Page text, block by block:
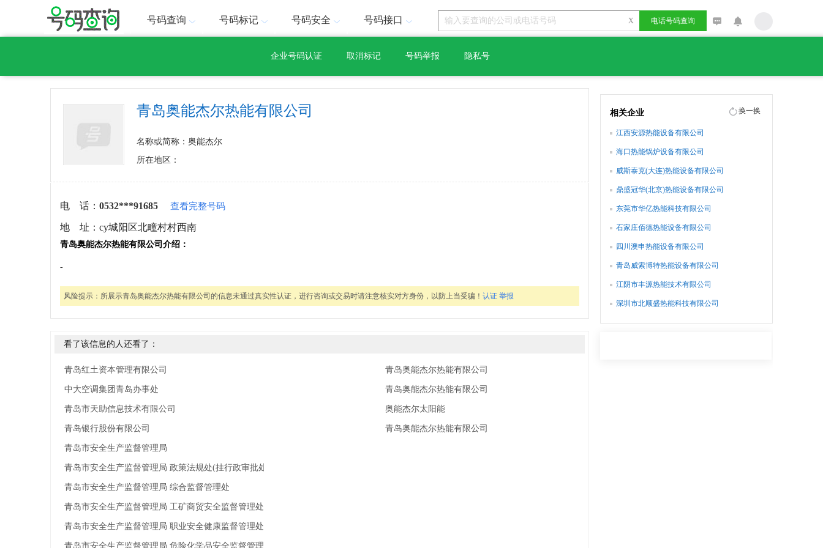
号码查询 号码标记 号码安全 号码接口 X 电话号码查询
企业号码认证 取消标记 号码举报 隐私号
青岛奥能杰尔热能有限公司
名称或简称：奥能杰尔
所在地区：
电 话： 0532***91685 查看完整号码
地 址： cy城阳区北疃村村西南
青岛奥能杰尔热能有限公司介绍：
-
风险提示： 所展示青岛奥能杰尔热能有限公司的信息未通过真实性认证，进行咨询或交易时请注意核实对方身份，以防上当受骗！ 认证 举报
看了该信息的人还看了：
青岛红土资本管理有限公司
中大空调集团青岛办事处
青岛市天助信息技术有限公司
青岛银行股份有限公司
青岛市安全生产监督管理局
青岛市安全生产监督管理局 政策法规处(挂行政审批处牌子)
青岛市安全生产监督管理局 综合监督管理处
青岛市安全生产监督管理局 工矿商贸安全监督管理处
青岛市安全生产监督管理局 职业安全健康监督管理处
青岛市安全生产监督管理局 危险化学品安全监督管理处
青岛奥能杰尔热能有限公司
青岛奥能杰尔热能有限公司
奥能杰尔太阳能
青岛奥能杰尔热能有限公司
相关企业 换一换
江西安源热能设备有限公司
海口热能锅炉设备有限公司
威斯泰克(大连)热能设备有限公司
鼎盛冠华(北京)热能设备有限公司
东莞市华亿热能科技有限公司
石家庄佰德热能设备有限公司
四川澳申热能设备有限公司
青岛威索博特热能设备有限公司
江阴市丰源热能技术有限公司
深圳市北顺盛热能科技有限公司